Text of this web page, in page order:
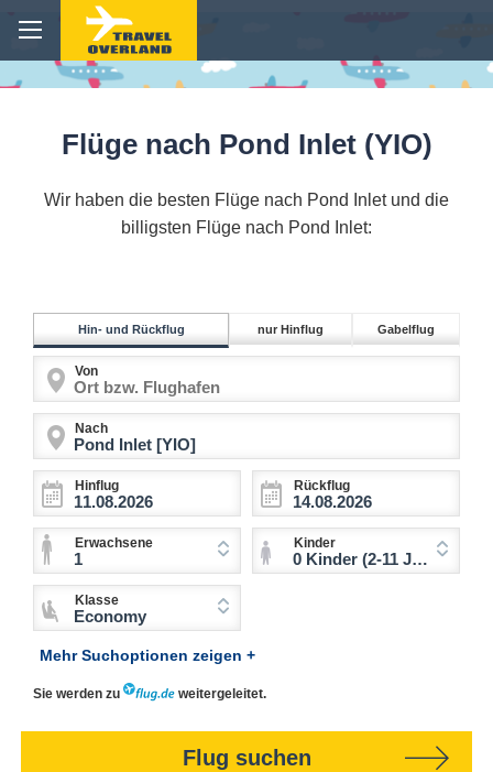
Flüge nach Pond Inlet (YIO)
Wir haben die besten Flüge nach Pond Inlet und die
billigsten Flüge nach Pond Inlet:
Hin- und Rückflug nur Hinflug Gabelflug
Von
Nach
Hinflug Rückflug
Erwachsene
1
Kinder
0 Kinder (2-11 Jahre)
Klasse
Economy
Mehr Suchoptionen zeigen +
Sie werden zu weitergeleitet.
Flug suchen